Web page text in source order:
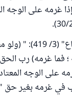
غرمه على الوجه
وقال في "كشاف
فما غرمه) رب
على الوجه
في غرمه بغير حق